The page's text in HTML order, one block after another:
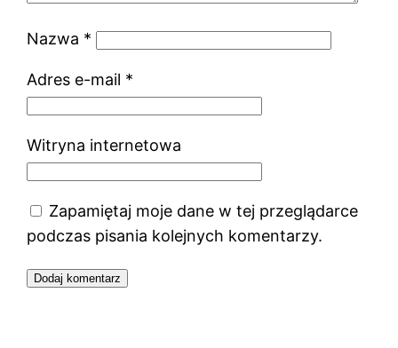
Nazwa *
Adres e-mail *
Witryna internetowa
Zapamiętaj moje dane w tej przeglądarce
podczas pisania kolejnych komentarzy.